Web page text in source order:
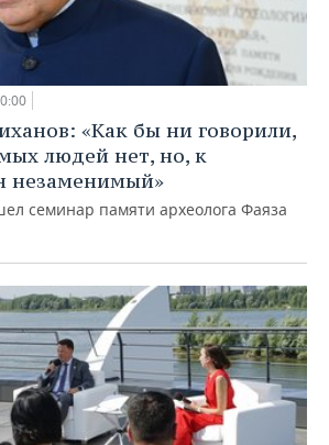
«Как бы ни говорили,
людей нет, но, к
незаменимый»
семинар памяти археолога Фаяза